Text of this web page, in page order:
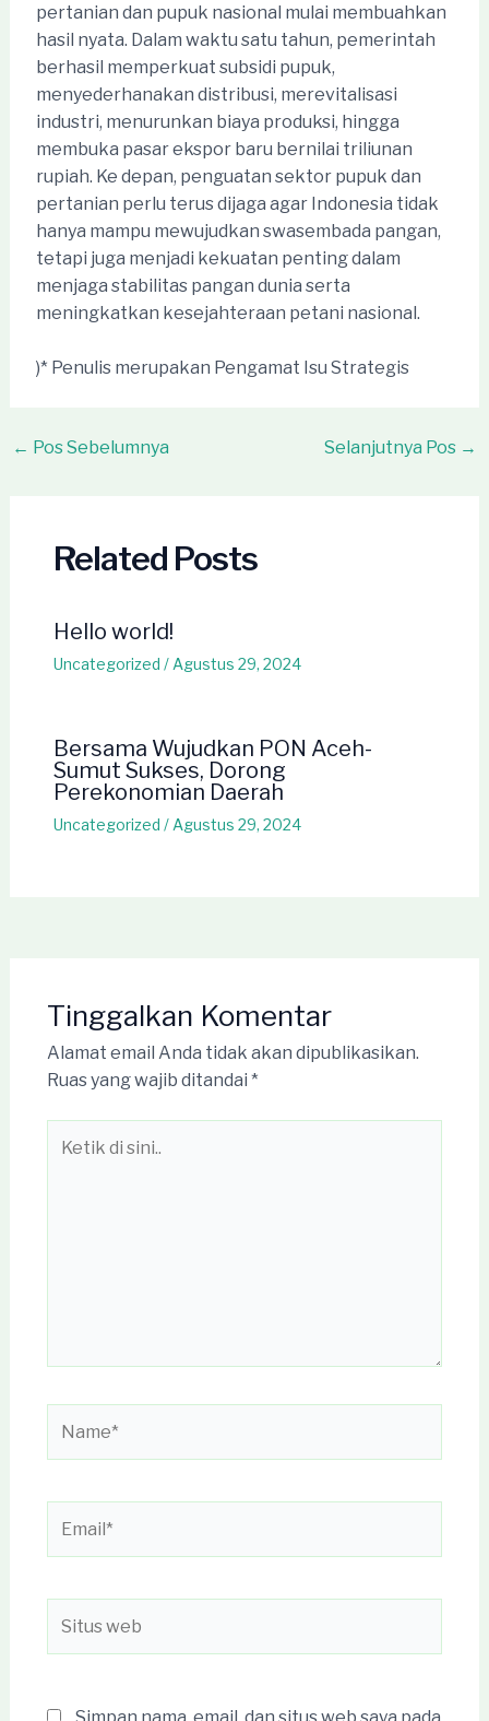
pertanian dan pupuk nasional mulai membuahkan
hasil nyata. Dalam waktu satu tahun, pemerintah
berhasil memperkuat subsidi pupuk,
menyederhanakan distribusi, merevitalisasi
industri, menurunkan biaya produksi, hingga
membuka pasar ekspor baru bernilai triliunan
rupiah. Ke depan, penguatan sektor pupuk dan
pertanian perlu terus dijaga agar Indonesia tidak
hanya mampu mewujudkan swasembada pangan,
tetapi juga menjadi kekuatan penting dalam
menjaga stabilitas pangan dunia serta
meningkatkan kesejahteraan petani nasional.
)* Penulis merupakan Pengamat Isu Strategis
Post
← Pos Sebelumnya Selanjutnya Pos →
Related Posts
Hello world!
Uncategorized / Agustus 29, 2024
Bersama Wujudkan PON Aceh-
Sumut Sukses, Dorong
Perekonomian Daerah
Uncategorized / Agustus 29, 2024
Tinggalkan Komentar
Alamat email Anda tidak akan dipublikasikan.
Ruas yang wajib ditandai *
web